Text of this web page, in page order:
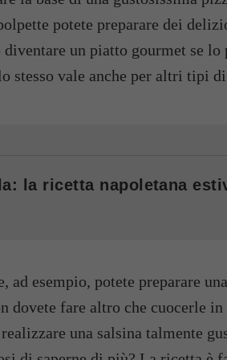
potete preparare dei
un piatto gourmet se lo
stesso vale anche per altri tipi di
la ricetta napoletana
esempio, potete preparare
dovete fare altro che cuocerle
una salsina talmente